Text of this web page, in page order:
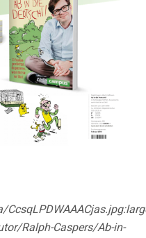
Ralph-Caspers/Ab-in-